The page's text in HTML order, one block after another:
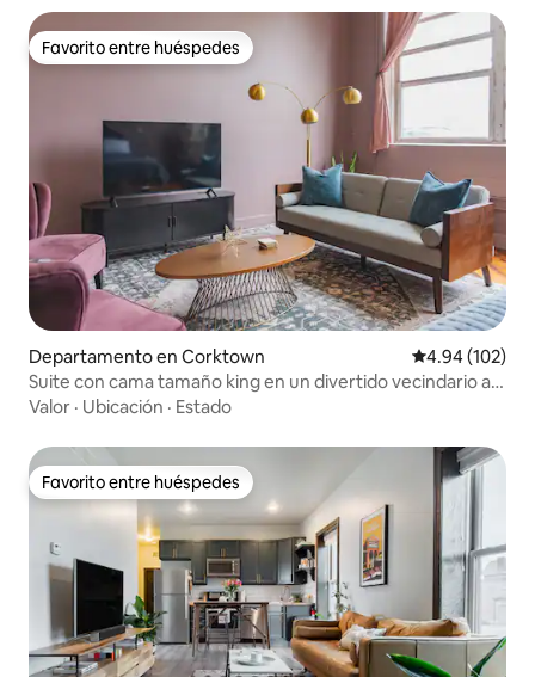
Favorito entre huéspedes
Favorito entre huéspedes
Departamento en Corktown Calificación
4.94 (102)
Suite con cama tamaño king en un divertido vecindario al
que se puede ir caminando
Valor · Ubicación · Estado
Favorito entre huéspedes
Favorito entre huéspedes